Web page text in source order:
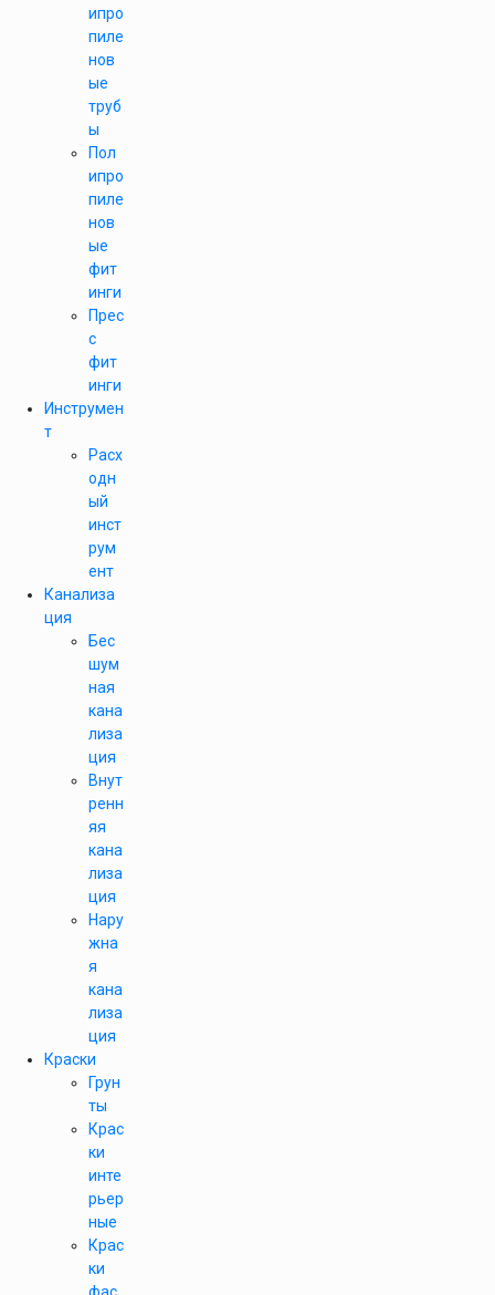
ипро
пиле
нов
ые
труб
ы
Пол
ипро
пиле
нов
ые
фит
инги
Прес
с
фит
инги
Инструмен
т
Расх
одн
ый
инст
рум
ент
Канализа
ция
Бес
шум
ная
кана
лиза
ция
Внут
ренн
яя
кана
лиза
ция
Нару
жна
я
кана
лиза
ция
Краски
Грун
ты
Крас
ки
инте
рьер
ные
Крас
ки